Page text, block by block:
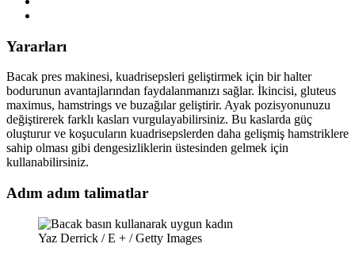
Yararları
Bacak pres makinesi, kuadrisepsleri geliştirmek için bir halter
bodurunun avantajlarından faydalanmanızı sağlar. İkincisi, gluteus
maximus, hamstrings ve buzağılar geliştirir. Ayak pozisyonunuzu
değiştirerek farklı kasları vurgulayabilirsiniz. Bu kaslarda güç
oluşturur ve koşucuların kuadrisepslerden daha gelişmiş hamstriklere
sahip olması gibi dengesizliklerin üstesinden gelmek için
kullanabilirsiniz.
Adım adım talimatlar
Yaz Derrick / E + / Getty Images